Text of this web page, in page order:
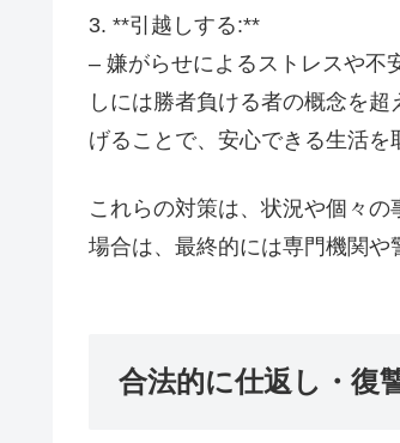
3. **引越しする:**
– 嫌がらせによるストレスや不
しには勝者負ける者の概念を
げることで、安心できる生活を
これらの対策は、状況や個々
場合は、最終的には専門機関や
合法的に仕返し・復